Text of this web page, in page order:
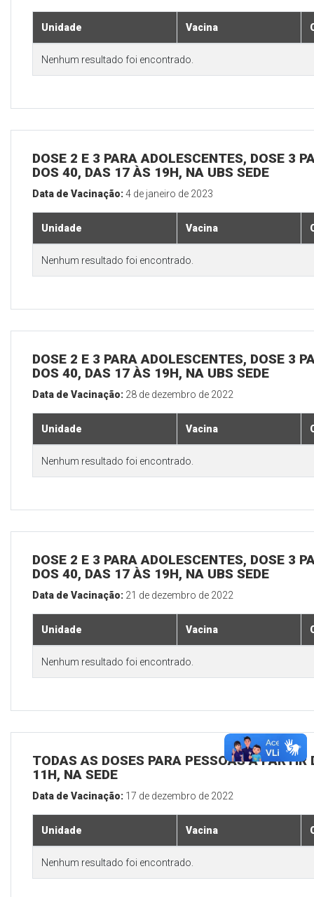
Unidade Vacina
Nenhum resultado foi encontrado.
DOSE 2 E 3 PARA ADOLESCENTES, DOSE 3
DOS 40, DAS 17 ÀS 19H, NA UBS SEDE
Data de Vacinação:4 de janeiro de 2023
Unidade Vacina
Nenhum resultado foi encontrado.
DOSE 2 E 3 PARA ADOLESCENTES, DOSE 3
DOS 40, DAS 17 ÀS 19H, NA UBS SEDE
Data de Vacinação: 28 de dezembro de 2022
Unidade Vacina
Nenhum resultado foi encontrado.
DOSE 2 E 3 PARA ADOLESCENTES, DOSE 3
DOS 40, DAS 17 ÀS 19H, NA UBS SEDE
Data de Vacinação: 21 de dezembro de 2022
Unidade Vacina
Nenhum resultado foi encontrado.
TODAS AS DOSES PARA PESSOAS A
11H, NA SEDE
Data de Vacinação: 17 de dezembro de 2022
Unidade Vacina
Nenhum resultado foi encontrado.